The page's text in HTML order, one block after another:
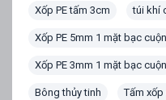
Xốp PE tấm 3cm túi khí
Xốp PE 5mm 1 mặt bạc cuộn
Xốp PE 3mm 1 mặt bạc cuộn
Bông thủy tinh Tấm